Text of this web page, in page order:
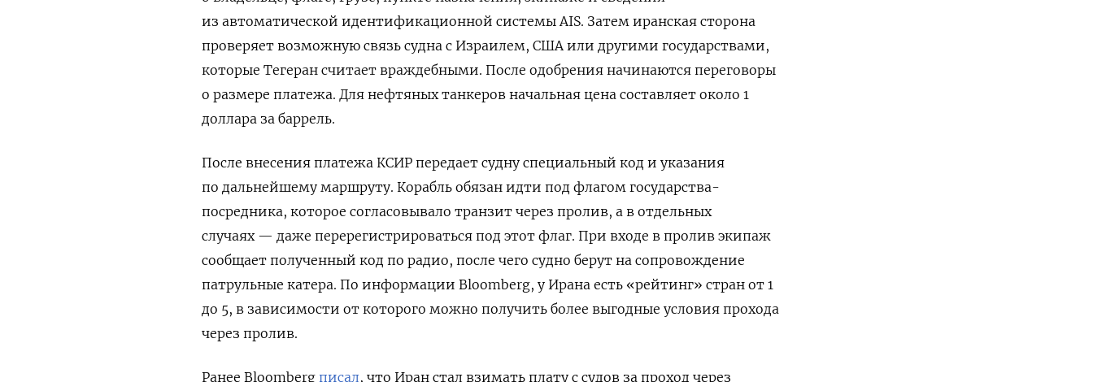
из автоматической идентификационной системы AIS. Затем иранская сторона
проверяет возможную связь судна с Израилем, США или другими государствами,
которые Тегеран считает враждебными. После одобрения начинаются переговоры
о размере платежа. Для нефтяных танкеров начальная цена составляет около 1
доллара за баррель.
После внесения платежа КСИР передает судну специальный код и указания
по дальнейшему маршруту. Корабль обязан идти под флагом государства-
посредника, которое согласовывало транзит через пролив, а в отдельных
случаях — даже перерегистрироваться под этот флаг. При входе в пролив экипаж
сообщает полученный код по радио, после чего судно берут на сопровождение
патрульные катера. По информации Bloomberg, у Ирана есть «рейтинг» стран от 1
до 5, в зависимости от которого можно получить более выгодные условия прохода
через пролив.
Ранее Bloomberg писал, что Иран стал взимать плату с судов за проход через